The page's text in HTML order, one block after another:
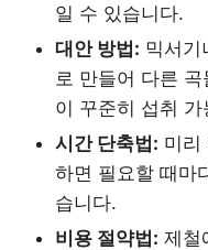
일 수 있습니다.
대안 방법: 믹서기
로 만들어 다른
이 꾸준히 섭취 가
시간 단축법: 미리
하면 필요할 때마
습니다.
비용 절약법: 제철